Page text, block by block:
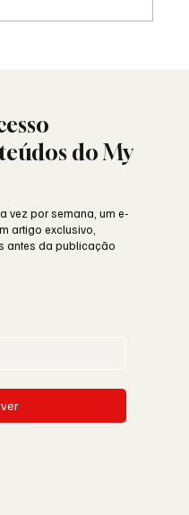
do My
vez por semana, um e-
artigo exclusivo,
antes da publicação